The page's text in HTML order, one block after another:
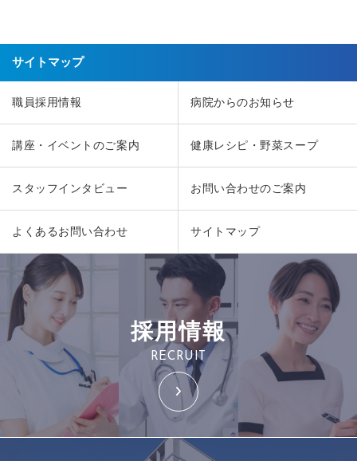
サイトマップ
職員採用情報 病院からのお知らせ
講座・イベントのご案内 健康レシピ・野菜スープ
スタッフインタビュー お問い合わせのご案内
よくあるお問い合わせ サイトマップ
採用情報
RECRUIT